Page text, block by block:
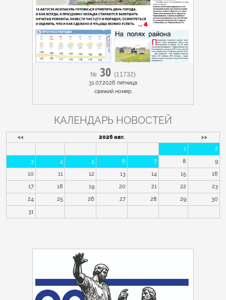
№ 30 (11732)
31.07.2026 пятница
cвежий номер
КАЛЕНДАРЬ НОВОСТЕЙ
<< 2026 авг.
>>
1
2
3
4 5 6 7 8
9
10
11 12 13 14 15
16
17
18 19 20 21 22
23
24
25 26 27 28 29
30
31